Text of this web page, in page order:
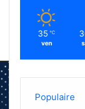
35 ℃
ven
Populaire